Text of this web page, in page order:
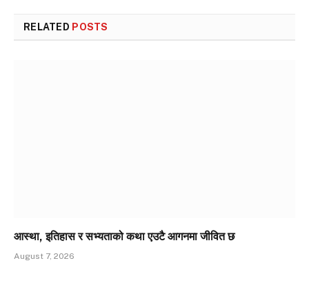
RELATED POSTS
आस्था, इतिहास र सभ्यताको कथा एउटै आगनमा जीवित छ
August 7, 2026